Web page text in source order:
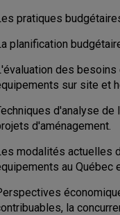
pratiques
planification
des
sur site et
d'analyse
d'aménagement.
modalités actuelles
au Québec
la